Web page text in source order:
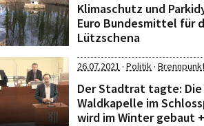
Klimaschutz und
Euro Bundesmittel für
Lützschena
26.07.2021 · Politik·
Der Stadtrat tagte:
Waldkapelle im
wird im Winter gebaut